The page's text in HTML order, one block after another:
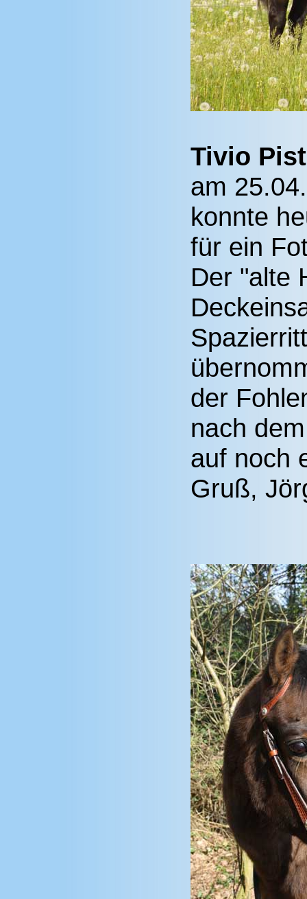
Tivio
am
konnte
für ein
Der "alte
der
nach
auf noch
Gruß,